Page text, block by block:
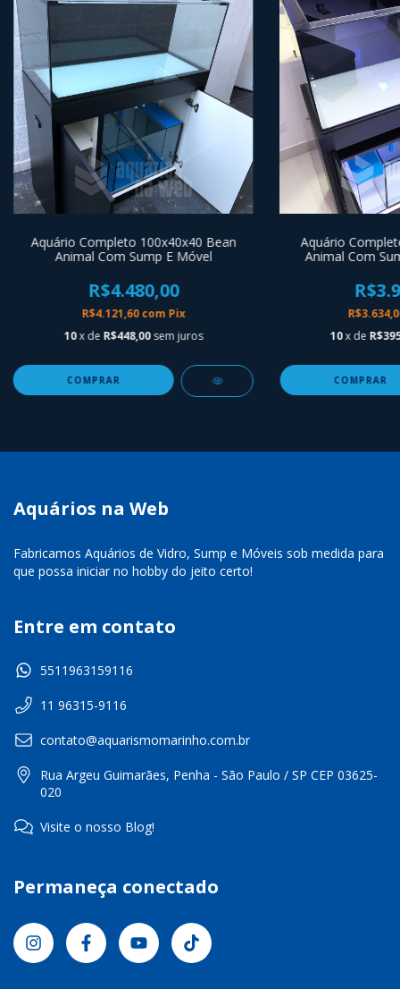
Aquário Completo 100x40x40 Bean
Animal Com Sump E Móvel
R$4.480,00
R$4.121,60com Pix
10x de R$448,00 sem juros
Aquário
Animal Com
10x de
Aquários na Web
Fabricamos Aquários de Vidro, Sump e Móveis sob medida para
que possa iniciar no hobby do jeito certo!
Entre em contato
5511963159116
11 96315-9116
contato@aquarismomarinho.com.br
Rua Argeu Guimarães, Penha - São Paulo / SP CEP 03625-
020
Visite o nosso Blog!
Permaneça conectado